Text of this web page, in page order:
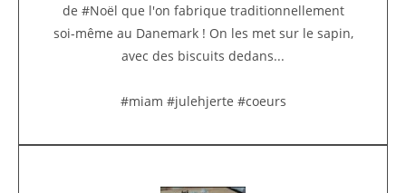
de #Noël que l'on fabrique traditionnellement
soi-même au Danemark ! On les met sur le sapin,
avec des biscuits dedans...
#miam #julehjerte #coeurs